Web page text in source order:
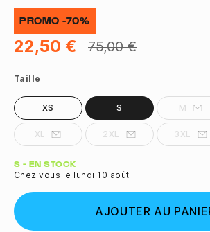
PROMO -70%
22,50 € 75,00 €
Taille
XS S M
XL 2XL 3XL
Quantité
S - EN STOCK
Chez vous le lundi 10 août
AJOUTER AU